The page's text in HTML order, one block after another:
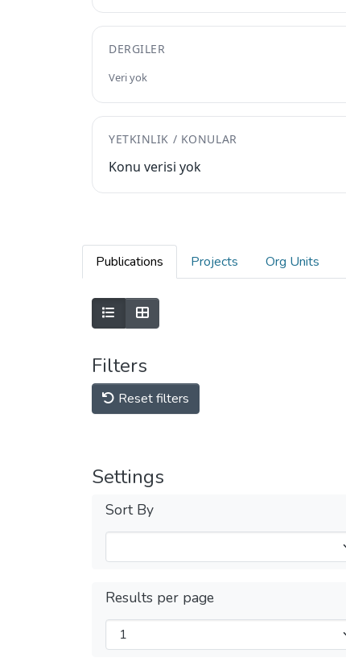
DERGILER
Veri yok
YETKINLIK / KONULAR
Konu verisi yok
Publications Projects Org Units
Filters
Reset filters
Settings
Sort By
Results per page